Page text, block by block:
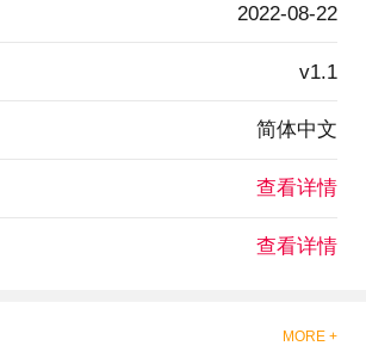
2022-08-22
v1.1
简体中文
查看详情
查看详情
MORE +